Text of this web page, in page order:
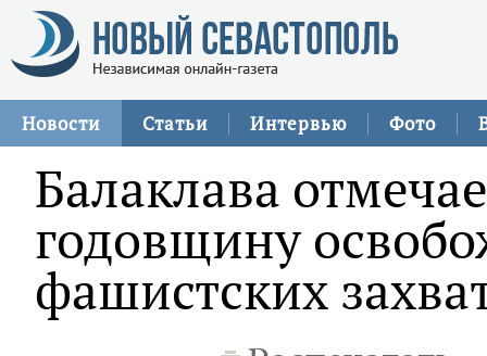
Новости Статьи Интервью Фото
Балаклава
годовщину
фашистских